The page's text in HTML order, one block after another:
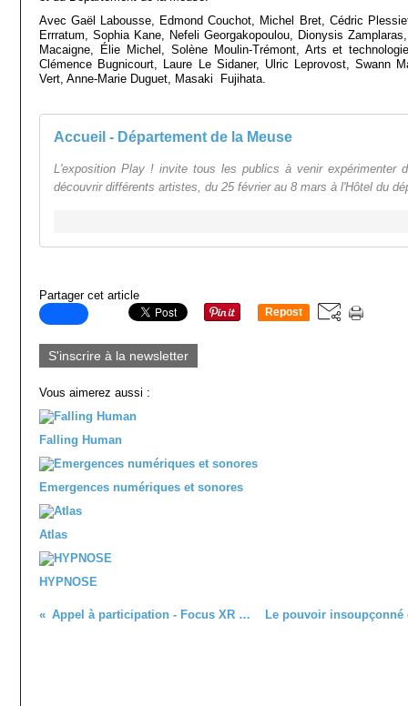
Avec Gaël Labousse, Edmond Couchot, Michel Bret, Cédric
Errratum, Sophia Kane, Nefeli Georgakopoulou, Dionysis
Macaigne, Élie Michel, Solène Moulin-Trémont, Arts et
Clémence Bugnicourt, Laure Le Sidaner, Ulric Leprovost, Swann
Vert, Anne-Marie Duguet, Masaki Fujihata.
Accueil - Département de la Meuse
L'exposition Play ! invite tous les publics à venir expérimenter
découvrir différents artistes, du 25 février au 8 mars à l'Hôtel du
Partager cet article
Repost
S'inscrire à la newsletter
Vous aimerez aussi :
Falling Human
Emergences numériques et sonores
Atlas
HYPNOSE
Appel à participation - Focus XR 2019